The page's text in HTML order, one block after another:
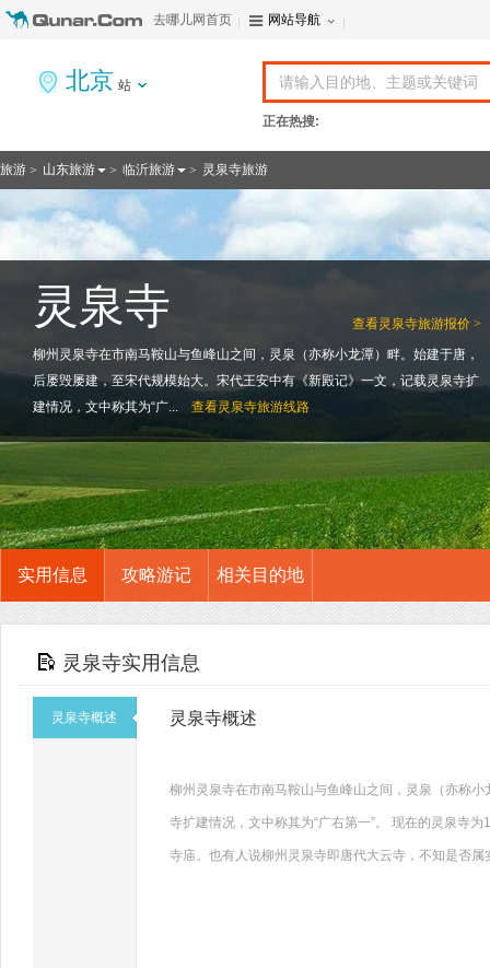
去哪儿网首页 网站导航
北京 站
正在热搜:
旅游 > 山东旅游 > 临沂旅游 > 灵泉寺旅游
查看灵泉寺旅游报价 >
灵泉寺
柳州灵泉寺在市南马鞍山与鱼峰山之间，灵泉（亦称小龙潭）畔。始建于唐，
后屡毁屡建，至宋代规模始大。宋代王安中有《新殿记》一文，记载灵泉寺扩
建情况，文中称其为“广...
查看灵泉寺旅游线路
实用信息 攻略游记 相关目的地
灵泉寺实用信息
灵泉寺概述 灵泉寺概述
柳州灵泉寺在市南马鞍山与鱼峰山之间，灵泉（亦称
寺扩建情况，文中称其为“广右第一”。 现在的灵泉寺
寺庙。也有人说柳州灵泉寺即唐代大云寺，不知是否属